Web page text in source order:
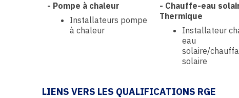
- Pompe à chaleur
Installateurs pompe
à chaleur
- Chauffe-eau
Thermique
Installateur
eau
solaire/
solaire
LIENS VERS LES QUALIFICATIONS RGE